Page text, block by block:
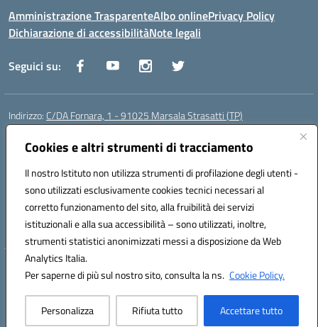
Cookies e altri strumenti di tracciamento
Il nostro Istituto non utilizza strumenti di profilazione degli utenti -
sono utilizzati esclusivamente cookies tecnici necessari al
corretto funzionamento del sito, alla fruibilità dei servizi
istituzionali e alla sua accessibilità – sono utilizzati, inoltre,
strumenti statistici anonimizzati messi a disposizione da Web
Analytics Italia.
Per saperne di più sul nostro sito, consulta la ns. Cookie Policy.
Personalizza Rifiuta tutto Accettare tutto
Amministrazione TrasparenteAlbo onlinePrivacy Policy
Dichiarazione di accessibilitàNote legali
Seguici su:
Indirizzo: C/DA Fornara, 1 - 91025 Marsala Strasatti (TP)
Centralino:
Posta elettronica certificata (PEC):tpic81600v@pec.istruzione.it
Codice fiscale: 82006360810
Codice meccanografico:TPIC81600V
Codice Indice delle Pubbliche Amministrazioni (IPA): istsc_tpic81600v
Codice unico di fatturazione (CUF): UFODYY
Hosting & Powered by 3D Solution S.r.l.
Concept & Design by Designers Italia